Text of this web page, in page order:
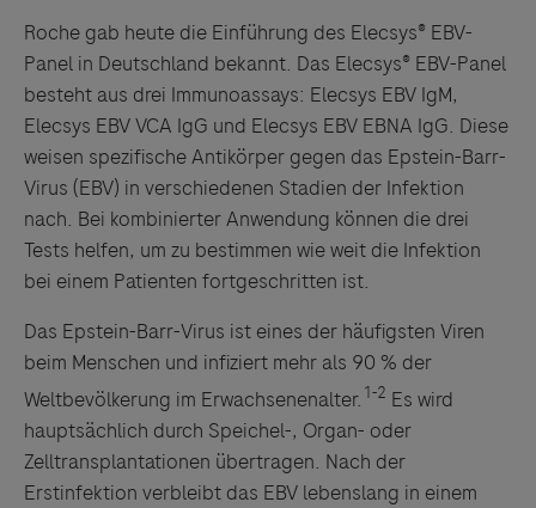
Roche gab heute die Einführung des Elecsys® EBV-
Panel in Deutschland bekannt. Das Elecsys® EBV-Panel
besteht aus drei Immunoassays: Elecsys EBV IgM,
Elecsys EBV VCA IgG und Elecsys EBV EBNA IgG. Diese
weisen spezifische Antikörper gegen das Epstein-Barr-
Virus (EBV) in verschiedenen Stadien der Infektion
nach. Bei kombinierter Anwendung können die drei
Tests helfen, um zu bestimmen wie weit die Infektion
bei einem Patienten fortgeschritten ist.
Das Epstein-Barr-Virus ist eines der häufigsten Viren
beim Menschen und infiziert mehr als 90 % der
Weltbevölkerung im Erwachsenenalter. 1-2 Es wird
hauptsächlich durch Speichel-, Organ- oder
Zelltransplantationen übertragen. Nach der
Erstinfektion verbleibt das EBV lebenslang in einem